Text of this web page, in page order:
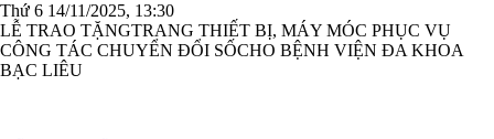
Thứ 6 14/11/2025, 13:30
LỄ TRAO TẶNGTRANG THIẾT BỊ, MÁY MÓC PHỤC VỤ
CÔNG TÁC CHUYỂN ĐỔI SỐCHO BỆNH VIỆN ĐA KHOA
BẠC LIÊU